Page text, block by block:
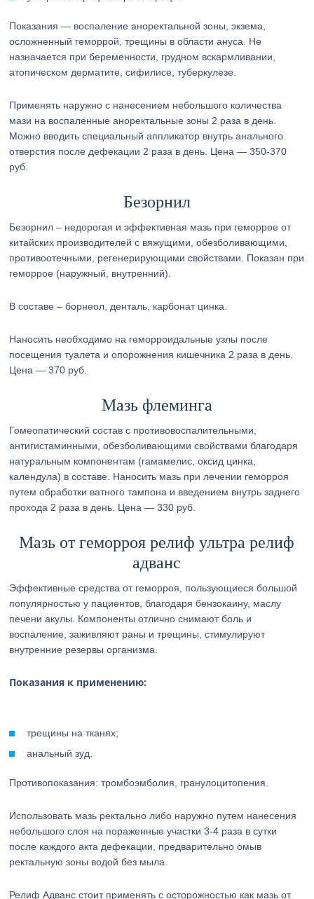
Показания — воспаление аноректальной зоны, экзема,
осложненный геморрой, трещины в области ануса. Не
назначается при беременности, грудном вскармливании,
атопическом дерматите, сифилисе, туберкулезе.
Применять наружно с нанесением небольшого количества
мази на воспаленные аноректальные зоны 2 раза в день.
Можно вводить специальный аппликатор внутрь анального
отверстия после дефекации 2 раза в день. Цена — 350-370
руб.
Безорнил
Безорнил – недорогая и эффективная мазь при геморрое от
китайских производителей с вяжущими, обезболивающими,
противоотечными, регенерирующими свойствами. Показан при
геморрое (наружный, внутренний).
В составе – борнеол, денталь, карбонат цинка.
Наносить необходимо на геморроидальные узлы после
посещения туалета и опорожнения кишечника 2 раза в день.
Цена — 370 руб.
Мазь флеминга
Гомеопатический состав с противовоспалительными,
антигистаминными, обезболивающими свойствами благодаря
натуральным компонентам (гамамелис, оксид цинка,
календула) в составе. Наносить мазь при лечении геморроя
путем обработки ватного тампона и введением внутрь заднего
прохода 2 раза в день. Цена — 330 руб.
Мазь от геморроя релиф ультра релиф
адванс
Эффективные средства от геморроя, пользующиеся большой
популярностью у пациентов, благодаря бензокаину, маслу
печени акулы. Компоненты отлично снимают боль и
воспаление, заживляют раны и трещины, стимулируют
внутренние резервы организма.
Показания к применению:
трещины на тканях;
анальный зуд.
Противопоказания: тромбоэмболия, гранулоцитопения.
Использовать мазь ректально либо наружно путем нанесения
небольшого слоя на пораженные участки 3-4 раза в сутки
после каждого акта дефекации, предварительно омыв
ректальную зоны водой без мыла.
Релиф Адванс стоит применять с осторожностью как мазь от